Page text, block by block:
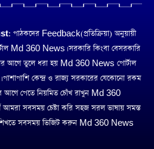
পাঠকদের Feedback(প্রতিক্রিয়া) অনুয়ায়ী
Md 360 News। সরকারি কিংবা বেসরকারি
আগে তুলে ধরা হয় Md 360 News পোর্টাল
পাশাপাশি কেন্দ্র ও রাজ্য সরকারের যেকোনো রকম
আগে পেতে নিয়মিত চোঁখ রাখুন Md 360
আমরা সবসময় চেষ্টা করি সহজ সরল ভাষায় সমস্ত
সবসময় ভিজিট করুন Md 360 News